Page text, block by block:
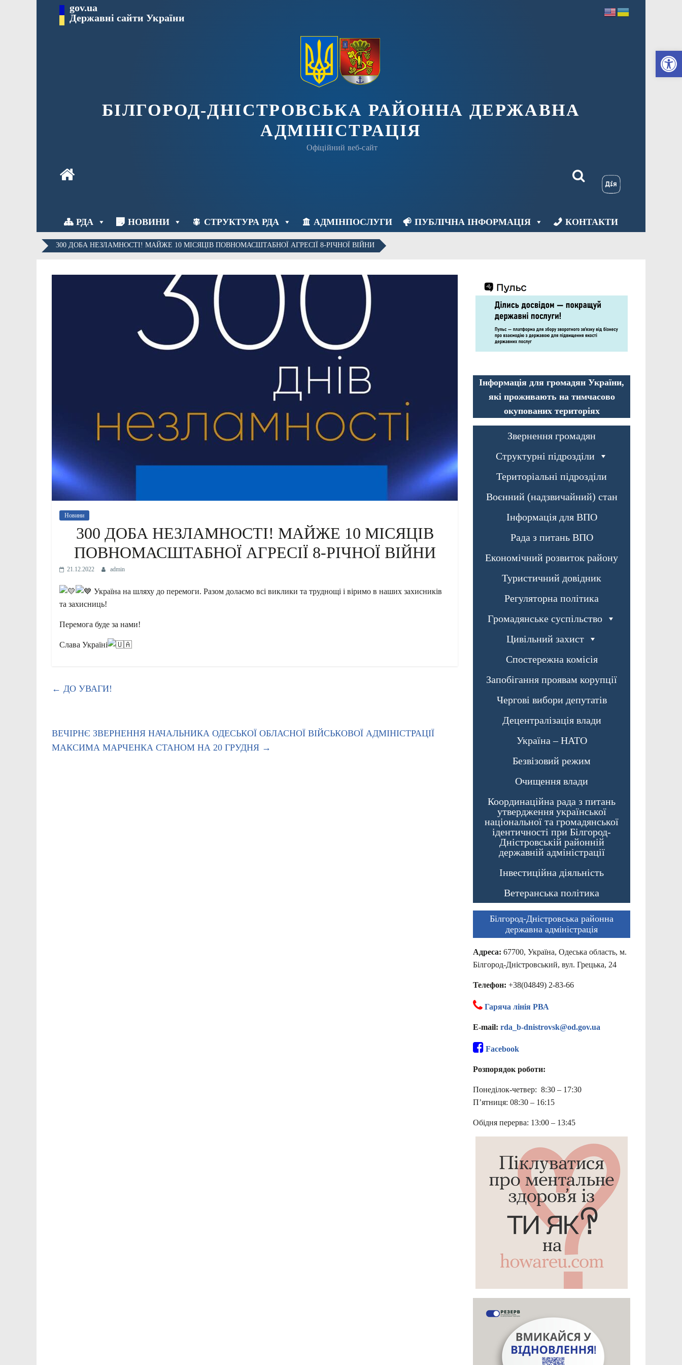
gov.ua
Державні сайти України
БІЛГОРОД-ДНІСТРОВСЬКА РАЙОННА ДЕРЖАВНА
АДМІНІСТРАЦІЯ
Офіційний веб-сайт
РДА НОВИНИ СТРУКТУРА РДА АДМІНПОСЛУГИ ПУБЛІЧНА ІНФОРМАЦІЯ КОНТАКТИ
300 ДОБА НЕЗЛАМНОСТІ! МАЙЖЕ 10 МІСЯЦІВ ПОВНОМАСШТАБНОЇ АГРЕСІЇ 8-РІЧНОЇ ВІЙНИ
Новини
300 ДОБА НЕЗЛАМНОСТІ! МАЙЖЕ 10 МІСЯЦІВ
ПОВНОМАСШТАБНОЇ АГРЕСІЇ 8-РІЧНОЇ ВІЙНИ
21.12.2022 admin
Україна на шляху до перемоги. Разом долаємо всі виклики та труднощі і віримо в наших захисників
та захисниць!
Перемога буде за нами!
Слава Україні
← ДО УВАГИ!
ВЕЧІРНЄ ЗВЕРНЕННЯ НАЧАЛЬНИКА ОДЕСЬКОЇ ОБЛАСНОЇ ВІЙСЬКОВОЇ АДМІНІСТРАЦІЇ
МАКСИМА МАРЧЕНКА СТАНОМ НА 20 ГРУДНЯ →
Інформація для громадян України,
які проживають на тимчасово
окупованих територіях
Звернення громадян
Структурні підрозділи
Територіальні підрозділи
Воєнний (надзвичайний) стан
Інформація для ВПО
Рада з питань ВПО
Економічний розвиток району
Туристичний довідник
Регуляторна політика
Громадянське суспільство
Цивільний захист
Спостережна комісія
Запобігання проявам корупції
Чергові вибори депутатів
Децентралізація влади
Україна – НАТО
Безвізовий режим
Очищення влади
Координаційна рада з питань
утвердження української
національної та громадянської
ідентичності при Білгород-
Дністровській районній
державній адміністрації
Інвестиційна діяльність
Ветеранська політика
Білгород-Дністровська районна
державна адміністрація
Адреса: 67700, Україна, Одеська область, м.
Білгород-Дністровський, вул. Грецька, 24
Телефон: +38(04849) 2-83-66
Гаряча лінія РВА
E-mail: rda_b-dnistrovsk@od.gov.ua
Facebook
Розпорядок роботи:
Понеділок-четвер: 8:30 – 17:30
П’ятниця: 08:30 – 16:15
Обідня перерва: 13:00 – 13:45